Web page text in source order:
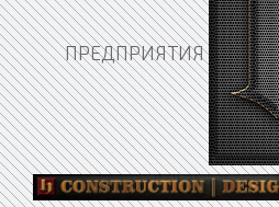
ПРЕДПРИЯТИЯ